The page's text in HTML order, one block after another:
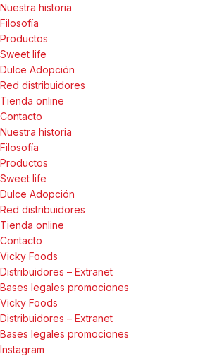
Nuestra historia
Filosofía
Productos
Sweet life
Dulce Adopción
Red distribuidores
Tienda online
Contacto
Nuestra historia
Filosofía
Productos
Sweet life
Dulce Adopción
Red distribuidores
Tienda online
Contacto
Vicky Foods
Distribuidores – Extranet
Bases legales promociones
Vicky Foods
Distribuidores – Extranet
Bases legales promociones
Instagram